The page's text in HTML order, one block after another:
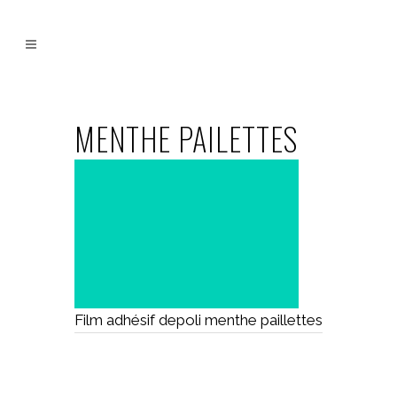
MENTHE PAILETTES
Film adhésif depoli menthe paillettes